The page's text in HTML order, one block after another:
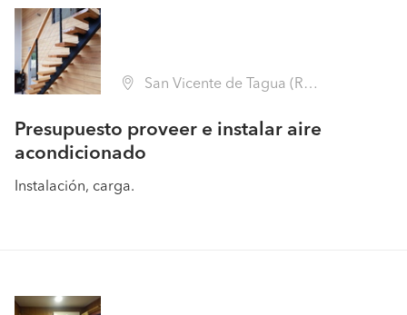
San Vicente de Tagua (Región VI Libertador B. O'Higgins - Cachapoal)
Presupuesto proveer e instalar aire
acondicionado
Instalación, carga.